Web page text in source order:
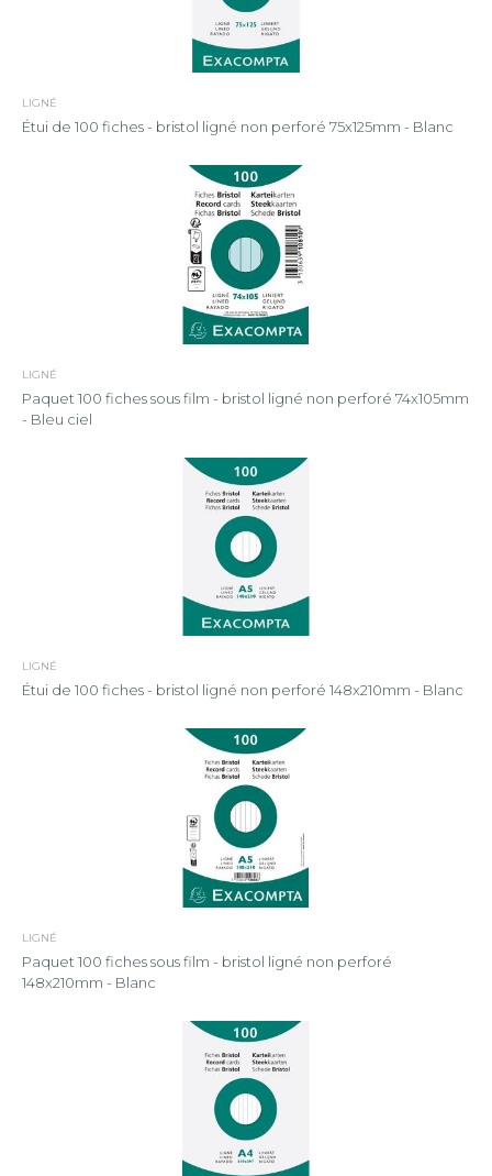
LIGNÉ
Étui de 100 fiches - bristol ligné non perforé 75x125mm - Blanc
LIGNÉ
Paquet 100 fiches sous film - bristol ligné non perforé 74x105mm
- Bleu ciel
LIGNÉ
Étui de 100 fiches - bristol ligné non perforé 148x210mm - Blanc
LIGNÉ
Paquet 100 fiches sous film - bristol ligné non perforé
148x210mm - Blanc